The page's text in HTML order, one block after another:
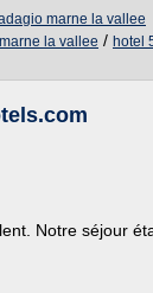
marne la vallee
la vallee / hotel
Notre séjour